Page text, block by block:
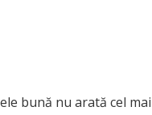
bună nu arată cel